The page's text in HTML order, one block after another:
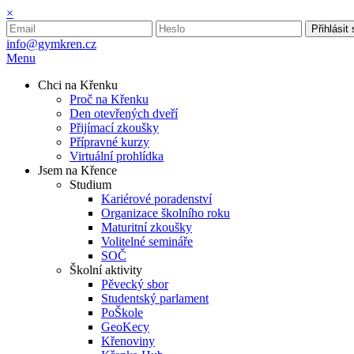
×
Přihlásit
info@gymkren.cz
Menu
Chci na Křenku
Proč na Křenku
Den otevřených dveří
Přijímací zkoušky
Přípravné kurzy
Virtuální prohlídka
Jsem na Křence
Studium
Kariérové poradenství
Organizace školního roku
Maturitní zkoušky
Volitelné semináře
SOČ
Školní aktivity
Pěvecký sbor
Studentský parlament
PoŠkole
GeoKecy
Křenoviny